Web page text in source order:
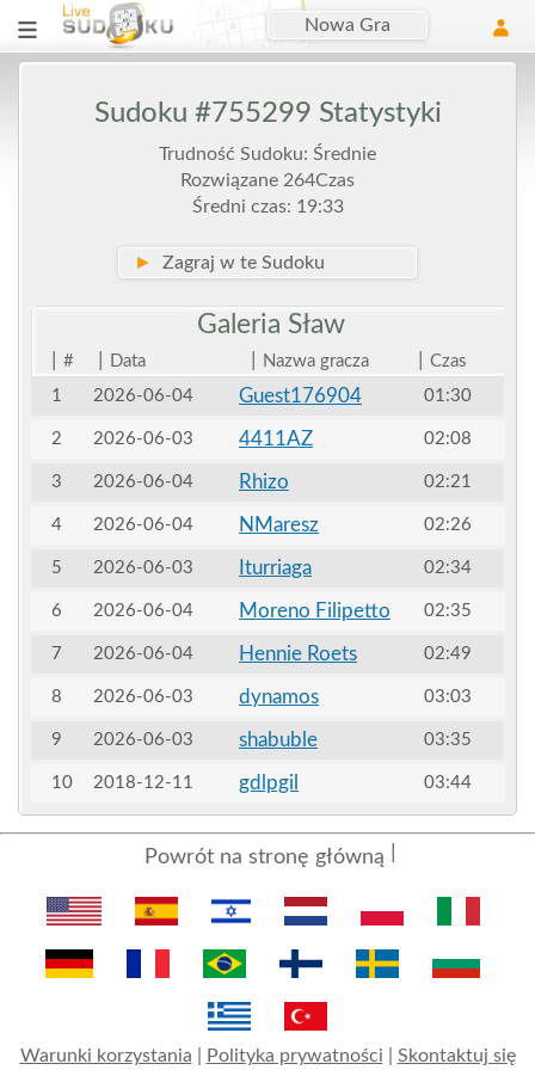
Nowa Gra
Sudoku #755299 Statystyki
Trudność Sudoku: Średnie
Rozwiązane 264Czas
Średni czas: 19:33
► Zagraj w te Sudoku
Galeria Sław
# Data Nazwa gracza
Czas
1
2026-06-04 Guest176904 01:30
2 2026-06-03 4411AZ 02:08
3 2026-06-04 Rhizo 02:21
4 2026-06-04 NMaresz 02:26
5 2026-06-03 Iturriaga 02:34
6 2026-06-04 Moreno Filipetto 02:35
7 2026-06-04 Hennie Roets 02:49
8 2026-06-03 dynamos 03:03
9 2026-06-03 shabuble 03:35
10 2018-12-11 gdlpgil 03:44
Powrót na stronę główną
Warunki korzystania Polityka prywatności Skontaktuj się